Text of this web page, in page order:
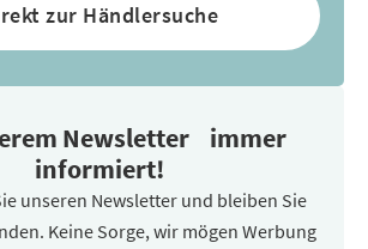
zur Händlersuche
Newsletter immer
informiert!
unseren Newsletter und bleiben Sie
Keine Sorge, wir mögen Werbung